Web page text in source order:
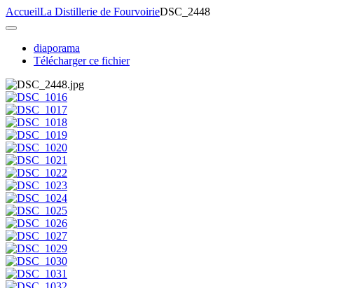
AccueilLa Distillerie de FourvoirieDSC_2448
diaporama
Télécharger ce fichier